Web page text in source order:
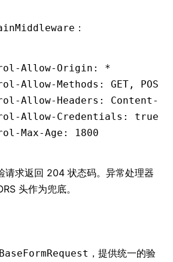
：
-Allow- Origin: *
-Allow-Methods: GET , POST
-Allow- Headers: Content -
-Allow- Credentials: true
-Max-Age: 1800
请求返回 204 状态码。异常处理器
头作为兜底。
BaseFormRequest ，提供统一的验